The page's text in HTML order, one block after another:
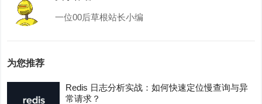
一位00后草根站长小编
为您推荐
Redis 日志分析实战：如何快速定位慢查询与异
常请求？